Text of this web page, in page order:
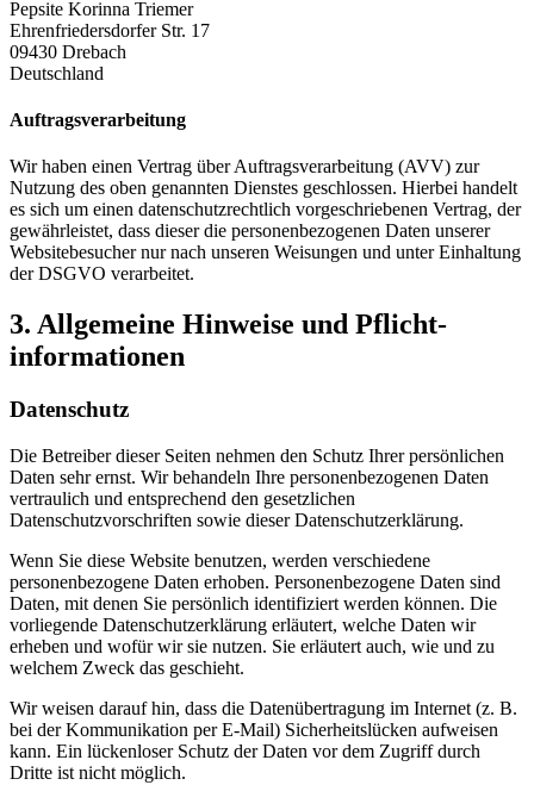
Pepsite Korinna Triemer
Ehrenfriedersdorfer Str. 17
09430 Drebach
Deutschland
Auftragsverarbeitung
Wir haben einen Vertrag über Auftragsverarbeitung (AVV) zur
Nutzung des oben genannten Dienstes geschlossen. Hierbei handelt
es sich um einen datenschutzrechtlich vorgeschriebenen Vertrag, der
gewährleistet, dass dieser die personenbezogenen Daten unserer
Websitebesucher nur nach unseren Weisungen und unter Einhaltung
der DSGVO verarbeitet.
3. Allgemeine Hinweise und Pflicht­
informationen
Datenschutz
Die Betreiber dieser Seiten nehmen den Schutz Ihrer persönlichen
Daten sehr ernst. Wir behandeln Ihre personenbezogenen Daten
vertraulich und entsprechend den gesetzlichen
Datenschutzvorschriften sowie dieser Datenschutzerklärung.
Wenn Sie diese Website benutzen, werden verschiedene
personenbezogene Daten erhoben. Personenbezogene Daten sind
Daten, mit denen Sie persönlich identifiziert werden können. Die
vorliegende Datenschutzerklärung erläutert, welche Daten wir
erheben und wofür wir sie nutzen. Sie erläutert auch, wie und zu
welchem Zweck das geschieht.
Wir weisen darauf hin, dass die Datenübertragung im Internet (z. B.
bei der Kommunikation per E-Mail) Sicherheitslücken aufweisen
kann. Ein lückenloser Schutz der Daten vor dem Zugriff durch
Dritte ist nicht möglich.